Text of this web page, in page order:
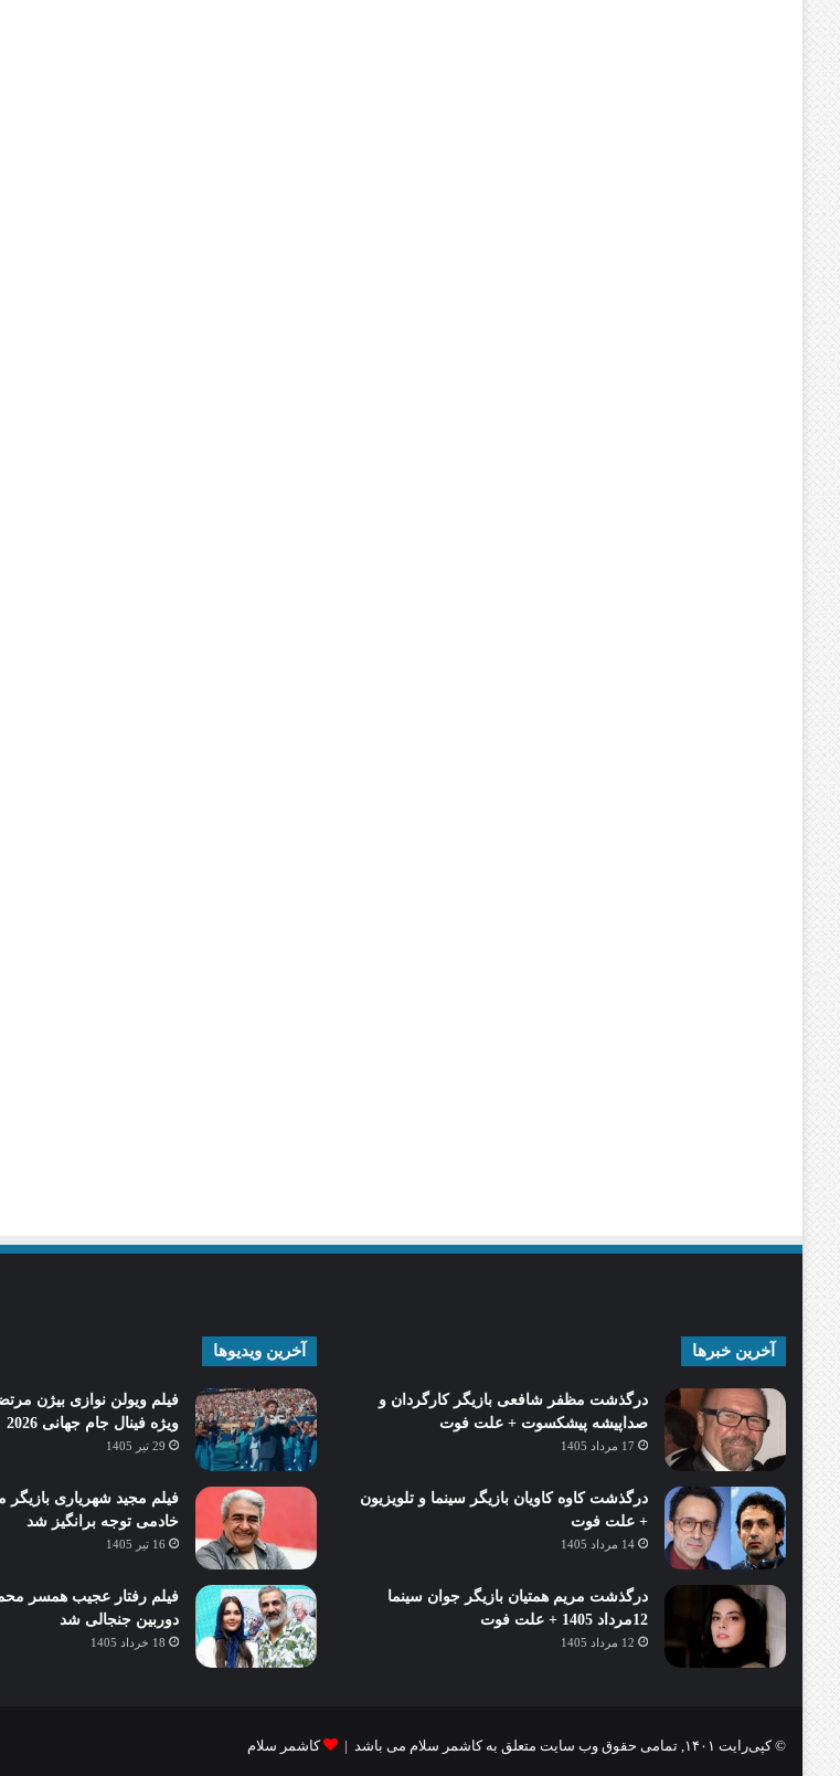
آخرین خبرها
درگذشت مظفر شافعی بازیگر کارگردان و
صداپیشه پیشکسوت + علت فوت
17 مرداد 1405
درگذشت کاوه کاویان بازیگر سینما و تلویزیون
+ علت فوت
14 مرداد 1405
درگذشت مریم همتیان بازیگر جوان سینما
12مرداد 1405 + علت فوت
12 مرداد 1405
آخرین ویدیوها
فیلم ویولن نوازی بیژن
ویژه فینال جام جهانی 2026
29 تیر 1405
فیلم مجید شهریاری
خادمی توجه برانگیز شد
16 تیر 1405
فیلم رفتار عجیب همسر
دوربین جنجالی شد
18 خرداد 1405
© کپی‌رایت ۱۴۰۱, تمامی حقوق وب سایت متعلق به کاشمر سلام می باشد | کاشمر سلام